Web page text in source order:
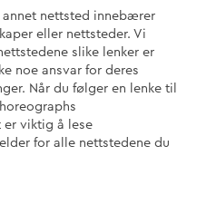
annet nettsted innebærer
eller nettsteder. Vi
slike lenker er
noe ansvar for deres
Når du følger en lenke til
er viktig å lese
for alle nettstedene du